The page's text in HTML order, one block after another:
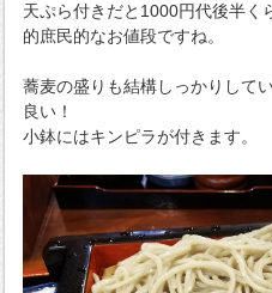
天ぷら付きだと1000円代後半く
的庶民的なお値段ですね。
蕎麦の盛りも結構しっかりして
良い！
小鉢にはキンピラが付きます。